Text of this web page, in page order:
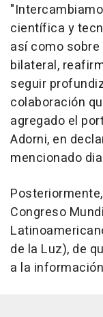
científica y
así como
bilateral,
seguir
colaboración
agregado el
Adorni, en
mencionado
Congreso
de la Luz), de
a la